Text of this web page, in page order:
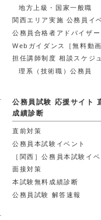
地方上級・国家一般職
関西エリア実施 公務員イ
公務員合格者アドバイザー
Webガイダンス［無料動画
担任講師制度 相談スケジ
理系（技術職）公務員
公務員試験 応援サイト
成績診断
直前対策
公務員本試験イベント
［関西］公務員本試験イベ
面接対策
本試験無料成績診断
公務員試験 解答速報